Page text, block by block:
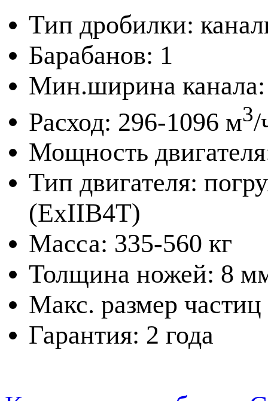
Тип дробилки:
Барабанов: 1
Мин.ширина
Расход: 296-1096 м3/
Мощность
Тип двигателя:
(ExIIB4T)
Масса: 335-560 кг
Толщина ножей: 8
Макс. размер
Гарантия: 2 года